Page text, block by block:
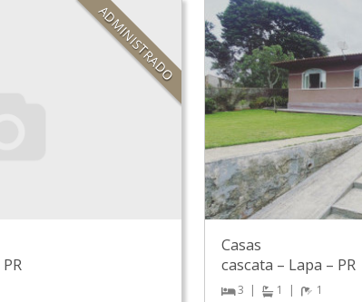
ADMINISTRADO
PR
Casas
cascata – Lapa – PR
3 1 1